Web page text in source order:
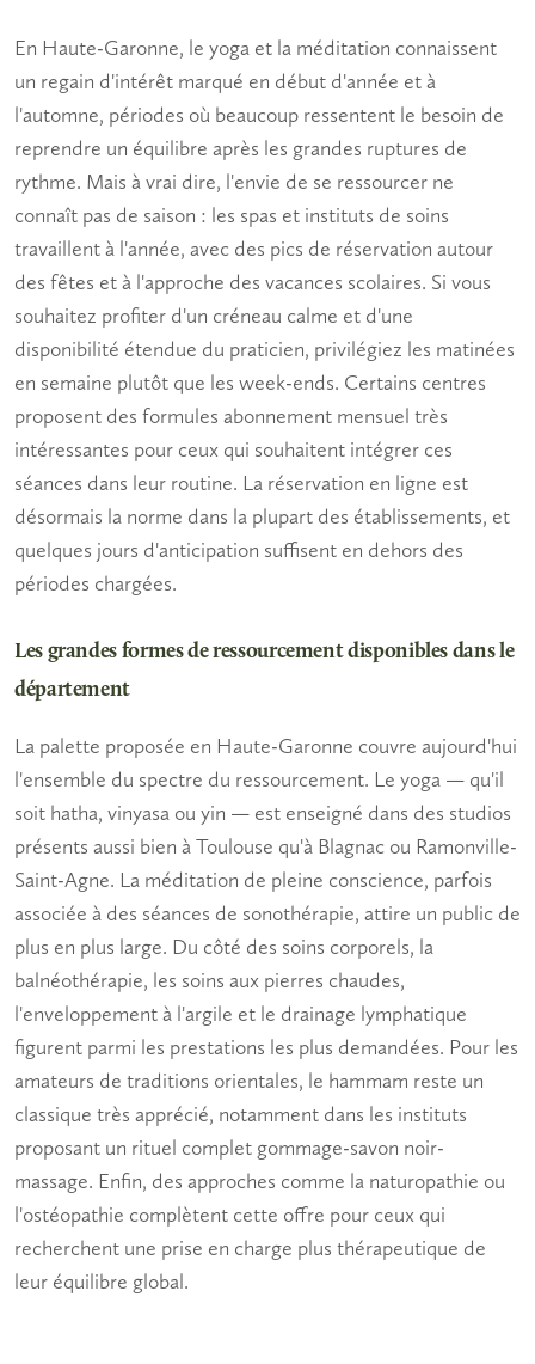
En Haute-Garonne, le yoga et la méditation connaissent
un regain d'intérêt marqué en début d'année et à
l'automne, périodes où beaucoup ressentent le besoin de
reprendre un équilibre après les grandes ruptures de
rythme. Mais à vrai dire, l'envie de se ressourcer ne
connaît pas de saison : les spas et instituts de soins
travaillent à l'année, avec des pics de réservation autour
des fêtes et à l'approche des vacances scolaires. Si vous
souhaitez profiter d'un créneau calme et d'une
disponibilité étendue du praticien, privilégiez les matinées
en semaine plutôt que les week-ends. Certains centres
proposent des formules abonnement mensuel très
intéressantes pour ceux qui souhaitent intégrer ces
séances dans leur routine. La réservation en ligne est
désormais la norme dans la plupart des établissements, et
quelques jours d'anticipation suffisent en dehors des
périodes chargées.
Les grandes formes de ressourcement disponibles dans le
département
La palette proposée en Haute-Garonne couvre aujourd'hui
l'ensemble du spectre du ressourcement. Le yoga — qu'il
soit hatha, vinyasa ou yin — est enseigné dans des studios
présents aussi bien à Toulouse qu'à Blagnac ou Ramonville-
Saint-Agne. La méditation de pleine conscience, parfois
associée à des séances de sonothérapie, attire un public de
plus en plus large. Du côté des soins corporels, la
balnéothérapie, les soins aux pierres chaudes,
l'enveloppement à l'argile et le drainage lymphatique
figurent parmi les prestations les plus demandées. Pour les
amateurs de traditions orientales, le hammam reste un
classique très apprécié, notamment dans les instituts
proposant un rituel complet gommage-savon noir-
massage. Enfin, des approches comme la naturopathie ou
l'ostéopathie complètent cette offre pour ceux qui
recherchent une prise en charge plus thérapeutique de
leur équilibre global.